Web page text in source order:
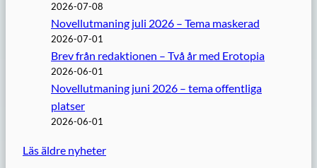
2026-07-08
Novellutmaning juli 2026 – Tema maskerad
2026-07-01
Brev från redaktionen – Två år med Erotopia
2026-06-01
Novellutmaning juni 2026 – tema offentliga
platser
2026-06-01
Läs äldre nyheter